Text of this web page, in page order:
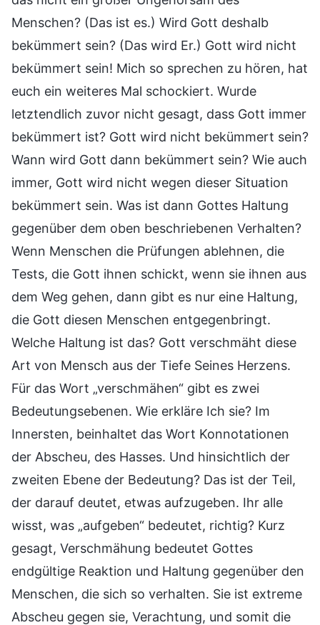
Menschen? (Das ist es.) Wird Gott deshalb
bekümmert sein? (Das wird Er.) Gott wird nicht
bekümmert sein! Mich so sprechen zu hören, hat
euch ein weiteres Mal schockiert. Wurde
letztendlich zuvor nicht gesagt, dass Gott immer
bekümmert ist? Gott wird nicht bekümmert sein?
Wann wird Gott dann bekümmert sein? Wie auch
immer, Gott wird nicht wegen dieser Situation
bekümmert sein. Was ist dann Gottes Haltung
gegenüber dem oben beschriebenen Verhalten?
Wenn Menschen die Prüfungen ablehnen, die
Tests, die Gott ihnen schickt, wenn sie ihnen aus
dem Weg gehen, dann gibt es nur eine Haltung,
die Gott diesen Menschen entgegenbringt.
Welche Haltung ist das? Gott verschmäht diese
Art von Mensch aus der Tiefe Seines Herzens.
Für das Wort „verschmähen“ gibt es zwei
Bedeutungsebenen. Wie erkläre Ich sie? Im
Innersten, beinhaltet das Wort Konnotationen
der Abscheu, des Hasses. Und hinsichtlich der
zweiten Ebene der Bedeutung? Das ist der Teil,
der darauf deutet, etwas aufzugeben. Ihr alle
wisst, was „aufgeben“ bedeutet, richtig? Kurz
gesagt, Verschmähung bedeutet Gottes
endgültige Reaktion und Haltung gegenüber den
Menschen, die sich so verhalten. Sie ist extreme
Abscheu gegen sie, Verachtung, und somit die